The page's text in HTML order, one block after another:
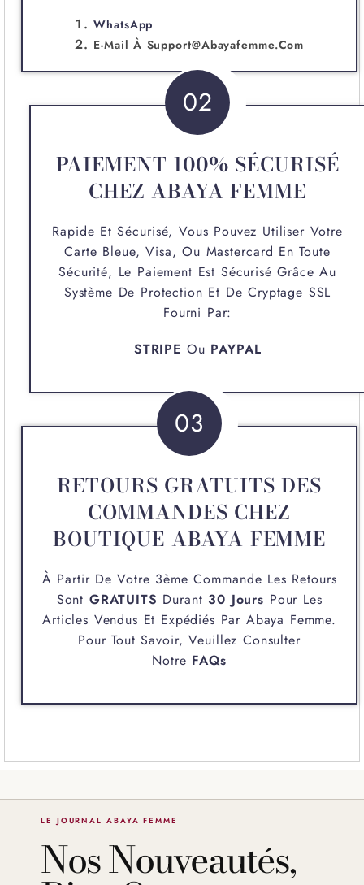
WhatsApp
E-Mail À Support@abayafemme.com
02
PAIEMENT 100% SÉCURISÉ
CHEZ ABAYA FEMME
Rapide Et Sécurisé, Vous Pouvez Utiliser Votre
Carte Bleue, Visa, Ou Mastercard En Toute
Sécurité, Le Paiement Est Sécurisé Grâce Au
Système De Protection Et De Cryptage SSL
Fourni Par:
STRIPE Ou PAYPAL
03
RETOURS GRATUITS DES
COMMANDES CHEZ
BOUTIQUE ABAYA FEMME
À Partir De Votre 3ème Commande Les Retours
Sont GRATUITS Durant 30 Jours Pour Les
Articles Vendus Et Expédiés Par Abaya Femme.
Pour Tout Savoir, Veuillez Consulter
Notre FAQs
LE JOURNAL ABAYA FEMME
Nos Nouveautés,